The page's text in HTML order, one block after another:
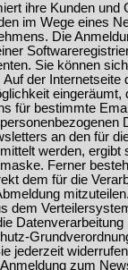
ihre Kunden und
im Wege eines
Die
Sie können
der Internetseite
eingeräumt,
für bestimmte
an den für
werden, ergibt
Ferner
dem für die
dem
jederzeit
zum